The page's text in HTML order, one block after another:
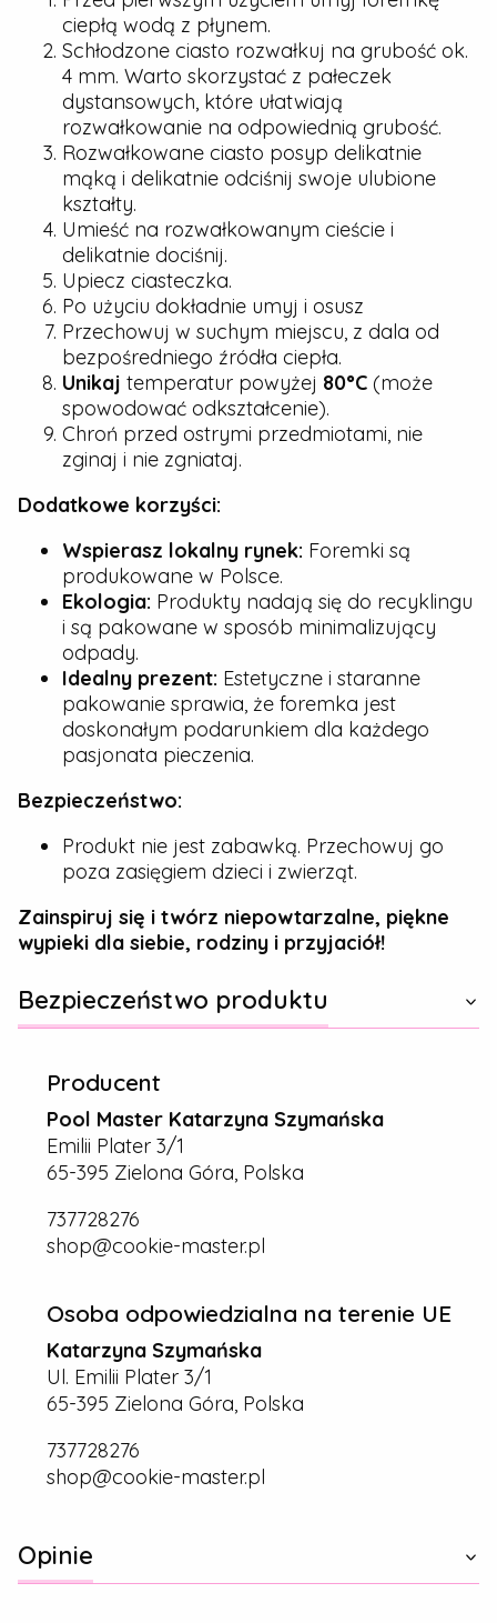
ciepłą wodą z płynem.
Schłodzone ciasto rozwałkuj na grubość ok.
4 mm. Warto skorzystać z pałeczek
dystansowych, które ułatwiają
rozwałkowanie na odpowiednią grubość.
Rozwałkowane ciasto posyp delikatnie
mąką i delikatnie odciśnij swoje ulubione
kształty.
Umieść na rozwałkowanym cieście i
delikatnie dociśnij.
Upiecz ciasteczka.
Po użyciu dokładnie umyj i osusz
Przechowuj w suchym miejscu, z dala od
bezpośredniego źródła ciepła.
Unikaj temperatur powyżej 80°C (może
spowodować odkształcenie).
Chroń przed ostrymi przedmiotami, nie
zginaj i nie zgniataj.
Dodatkowe korzyści:
Wspierasz lokalny rynek: Foremki są
produkowane w Polsce.
Ekologia: Produkty nadają się do recyklingu
i są pakowane w sposób minimalizujący
odpady.
Idealny prezent: Estetyczne i staranne
pakowanie sprawia, że foremka jest
doskonałym podarunkiem dla każdego
pasjonata pieczenia.
Bezpieczeństwo:
Produkt nie jest zabawką. Przechowuj go
poza zasięgiem dzieci i zwierząt.
Zainspiruj się i twórz niepowtarzalne, piękne
wypieki dla siebie, rodziny i przyjaciół!
Bezpieczeństwo produktu
Producent
Pool Master Katarzyna Szymańska
Emilii Plater 3/1
65-395 Zielona Góra, Polska
737728276
shop@cookie-master.pl
Osoba odpowiedzialna na terenie UE
Katarzyna Szymańska
Ul. Emilii Plater 3/1
65-395 Zielona Góra, Polska
737728276
shop@cookie-master.pl
Opinie